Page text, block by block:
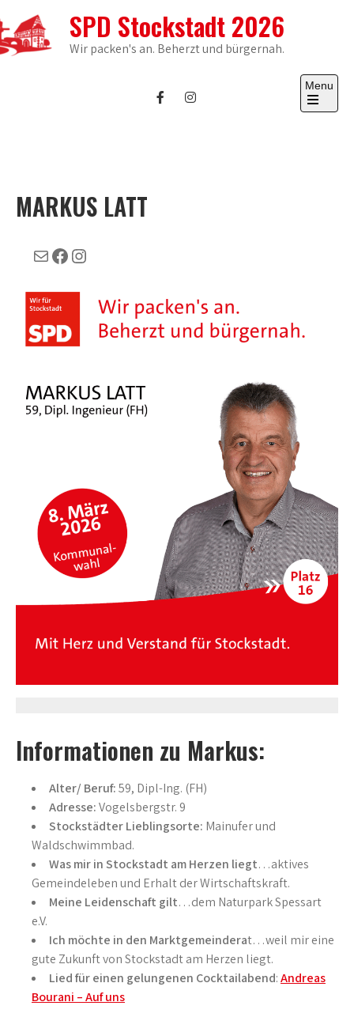
to
content
SPD Stockstadt 2026
Wir packen's an. Beherzt und bürgernah.
Menu
Open
MARKUS LATT
E-MailFacebook
Instagram
Informationen zu Markus:
Alter/ Beruf:59, Dipl-Ing. (FH)
Adresse:Vogelsbergstr. 9
Stockstädter Lieblingsorte: Mainufer und
Waldschwimmbad.
Was mir in Stockstadt am Herzen liegt…aktives
Gemeindeleben und Erhalt der Wirtschaftskraft​.
Meine Leidenschaft gilt…dem Naturpark Spessart
e.V. ​
Ich möchte in den Marktgemeinderat…weil mir eine
gute Zukunft von Stockstadt am Herzen liegt​.
Lied für einen gelungenen Cocktailabend:Andreas
Bourani – Auf uns